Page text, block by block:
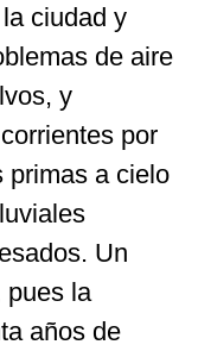
ciudad y
de aire
y
por
primas a cielo
Un
pues la
años de